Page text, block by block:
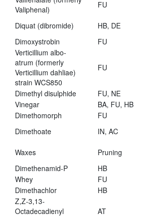
Valiphenal)
FU
Diquat (dibromide) HB, DE
Dimoxystrobin
FU
Verticillium albo-
atrum (formerly
Verticillium dahliae)
strain WCS850
FU
Dimethyl disulphide FU, NE
Vinegar
BA, FU, HB
Dimethomorph
FU
Dimethoate
IN, AC
Waxes Pruning
Dimethenamid-P
HB
Whey
FU
Dimethachlor
HB
Z,Z-3,13-
Octadecadienyl
AT